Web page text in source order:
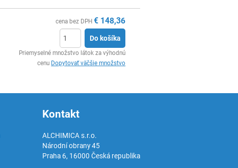
cena bez DPH € 148,36
Do košíka
Priemyselné množstvo látok za výhodnú
cenu Dopytovať väčšie množstvo
Kontakt
ALCHIMICA s.r.o.
Národní obrany 45
Praha 6, 16000 Česká republika